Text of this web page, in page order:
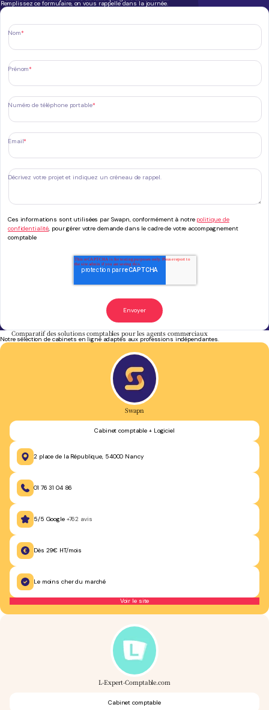
Remplissez ce formulaire, on vous rappelle dans la journée.
Nom*
Prénom*
Numéro de téléphone portable*
Email*
Décrivez votre projet et indiquez un créneau de rappel.
Ces informations sont utilisées par Swapn, conformément à notre politique de
confidentialité, pour gérer votre demande dans le cadre de votre accompagnement
comptable
Comparatif des solutions comptables pour les agents commerciaux
Notre sélection de cabinets en ligne adaptés aux professions indépendantes.
Swapn
Cabinet comptable + Logiciel
2 place de la République, 54000 Nancy
01 76 31 04 86
5/5 Google +762 avis
Dès 29€ HT/mois
Le moins cher du marché
Voir le site
L-Expert-Comptable.com
Cabinet comptable